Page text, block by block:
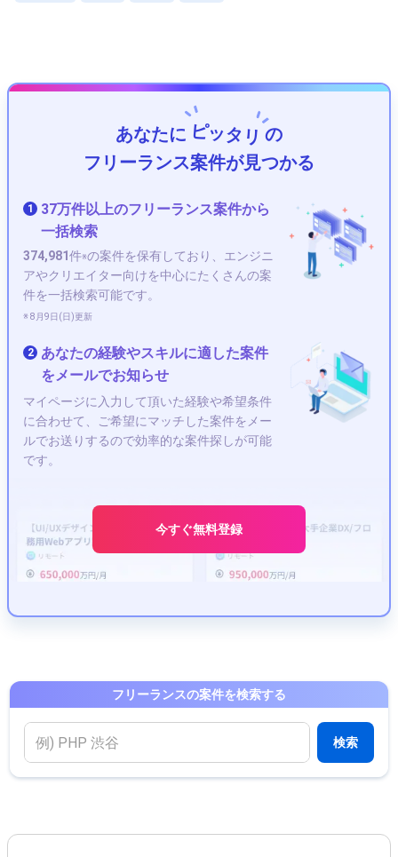
あなたに ピッタリ の
フリーランス案件が見つかる
1
37万件以上のフリーランス案件から
一括検索
374,981件※の案件を保有しており、エンジニ
アやクリエイター向けを中心にたくさんの案
件を一括検索可能です。
※ 8月9日(日)更新
2
あなたの経験やスキルに適した案件
をメールでお知らせ
マイページに入力して頂いた経験や希望条件
に合わせて、ご希望にマッチした案件をメー
ルでお送りするので効率的な案件探しが可能
です。
今すぐ無料登録
フリーランスの案件を検索する
検索